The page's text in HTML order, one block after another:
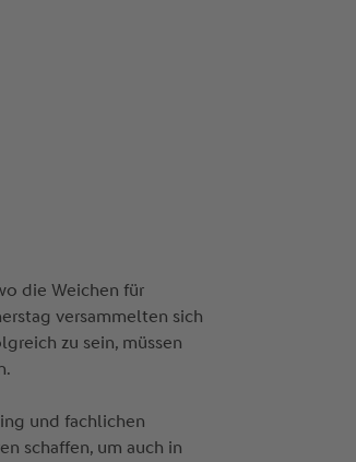
die Weichen für
versammelten sich
zu sein, müssen
und fachlichen
schaffen, um auch in